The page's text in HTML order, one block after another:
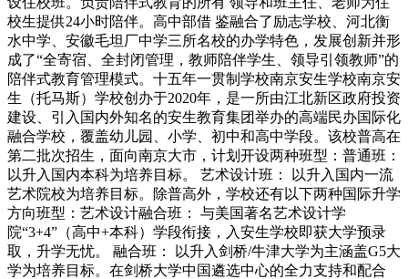
校生提供24小时陪伴。高中部借 鉴融合了励志学校、河北衡
水中学、安徽毛坦厂中学三所名校的办学特色，发展创新并形
成了“全寄宿、全封闭管理，教师陪伴学生、领导引领教师”的
陪伴式教育管理模式。十五年一贯制学校南京安生学校南京安
生（托马斯）学校创办于2020年，是一所由江北新区政府投资
建设、引入国内外知名的安生教育集团举办的高端民办国际化
融合学校，覆盖幼儿园、小学、初中和高中学段。该校普高在
第二批次招生，面向南京大市，计划开设两种班型：普通班：
以升入国内本科为培养目标。 艺术设计班： 以升入国内一流
艺术院校为培养目标。除普高外，学校还有以下两种国际升学
方向班型：艺术设计融合班： 与美国著名艺术设计学
院“3+4”（高中+本科）学段衔接，入安生学校即获大学预录
取，升学无忧。 融合班： 以升入剑桥/牛津大学为主涵盖G5大
学为培养目标。在剑桥大学中国遴选中心的全力支持和配合